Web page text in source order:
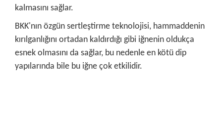
kalmasını sağlar.
BKK'nın özgün sertleştirme teknolojisi, hammaddenin
kırılganlığını ortadan kaldırdığı gibi iğnenin oldukça
esnek olmasını da sağlar, bu nedenle en kötü dip
yapılarında bile bu iğne çok etkilidir.